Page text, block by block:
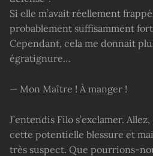
Si elle m’avait réellement
probablement suffisamment
Cependant, cela me donnait
égratignure…
— Mon Maître ! À manger !
J’entendis Filo s’exclamer.
cette potentielle blessure et
très suspect. Que pourrions-